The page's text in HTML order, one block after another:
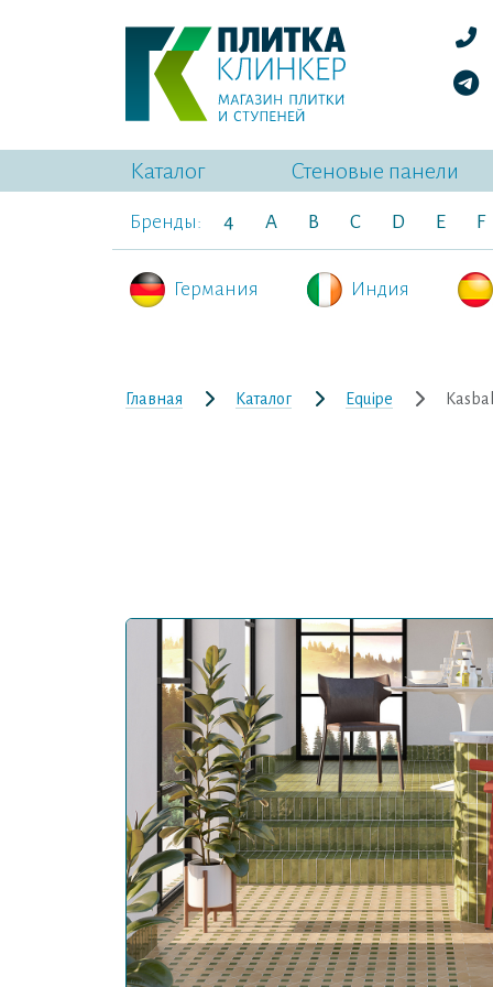
Каталог Стеновые панели
Бренды: 4 A B C D E F
Германия Индия
Главная Каталог Equipe